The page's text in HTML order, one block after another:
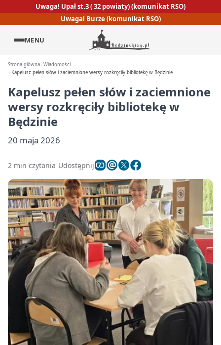
Uwaga! Upał st.3 ( 32 powiaty) (komunikat RSO)
Uwaga! Burze (komunikat RSO)
MENU
Strona główna Wiadomości
Kapelusz pełen słów i zaciemnione wersy rozkręciły bibliotekę w Będzinie
Kapelusz pełen słów i zaciemnione
wersy rozkręciły bibliotekę w
Będzinie
20 maja 2026
2 min czytania Udostępnij